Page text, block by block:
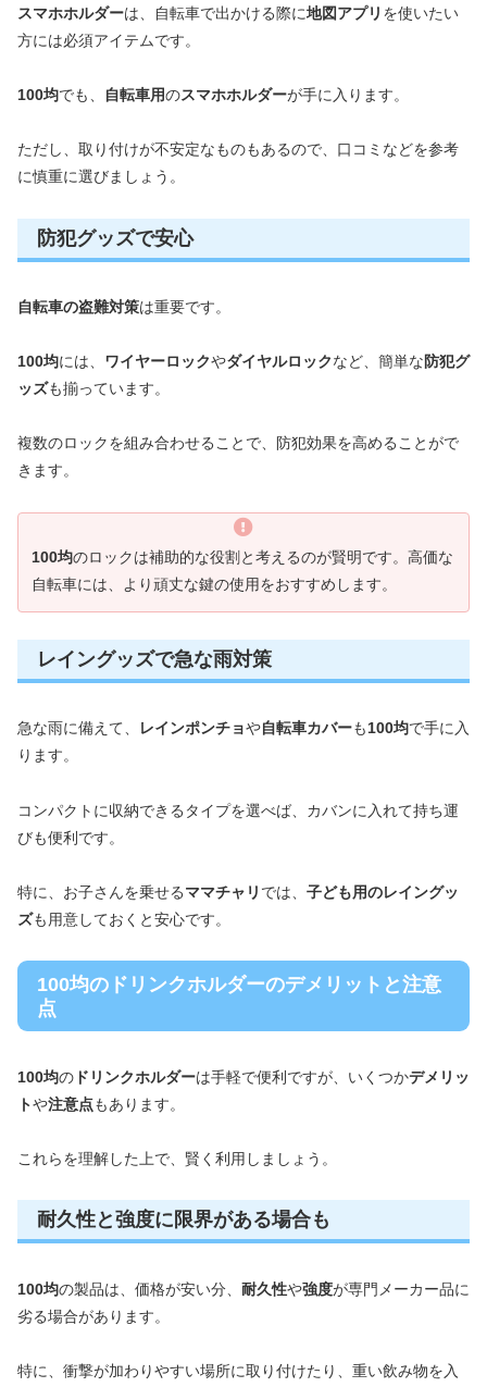
スマホホルダーは、自転車で出かける際に地図アプリ を使いたい
方には必須アイテムです。
100均でも、 自転車用のスマホホルダーが手に入ります。
ただし、取り付けが不安定なものもあるので、口コミなどを参考
に慎重に選びましょう。
防犯グッズで安心
自転車の盗難対策は重要です。
100均には、 ワイヤーロックやダイヤルロックなど、簡単な防犯グ
ッズも揃っています。
複数のロックを組み合わせることで、防犯効果を高めることがで
きます。
100均のロックは補助的な役割と考えるのが賢明です。高価な
自転車には、より頑丈な鍵の使用をおすすめします。
レイングッズで急な雨対策
急な雨に備えて、 レインポンチョや自転車カバーも100均で手に入
ります。
コンパクトに収納できるタイプを選べば、カバンに入れて持ち運
びも便利です。
特に、お子さんを乗せるママチャリ では、 子ども用のレイングッ
ズも用意しておくと安心です。
100均のドリンクホルダーのデメリットと注意
点
100均の ドリンクホルダーは手軽で便利ですが、いくつかデメリッ
トや注意点もあります。
これらを理解した上で、賢く利用しましょう。
耐久性と強度に限界がある場合も
100均の製品は、価格が安い分、 耐久性や強度が専門メーカー品に
劣る場合があります。
特に、衝撃が加わりやすい場所に取り付けたり、重い飲み物を入